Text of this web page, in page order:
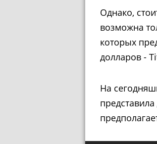
Однако,
возможна
которых
долларов -
На